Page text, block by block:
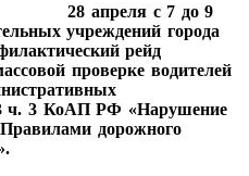
28 апреля с 7 до 9
учреждений города
рейд
проверке водителей
ч. 3 КоАП РФ «Нарушение
дорожного